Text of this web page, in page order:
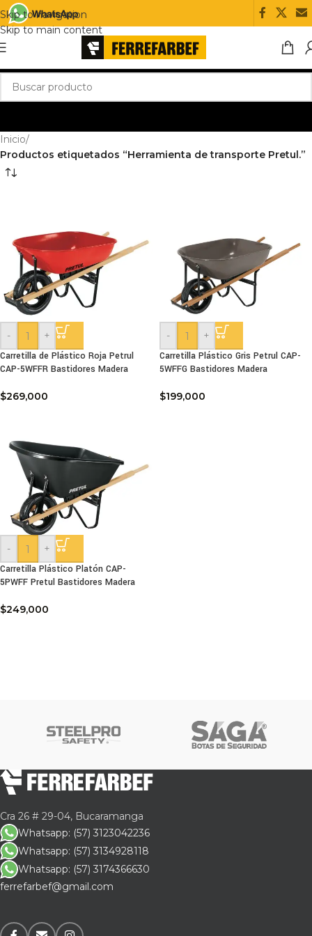
Skip to navigation
Skip to main content
Inicio/
Productos etiquetados “Herramienta de transporte Pretul.”
-
+
Carretilla de Plástico Roja Petrul
CAP-5WFFR Bastidores Madera
$269,000
-
+
Carretilla Plástico Gris Petrul CAP-
5WFFG Bastidores Madera
$199,000
-
+
Carretilla Plástico Platón CAP-
5PWFF Pretul Bastidores Madera
$249,000
Cra 26 # 29-04, Bucaramanga
Whatsapp: (57) 3123042236
Whatsapp: (57) 3134928118
Whatsapp: (57) 3174366630
ferrefarbef@gmail.com